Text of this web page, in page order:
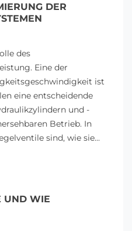
GALTECH-
482 Ansichten
Galtech-
Industrie- und
zuverlässige und
DER
des
Eine der
ist
eine entscheidende
und -
Betrieb. In
sind, wie sie...
UND WIE